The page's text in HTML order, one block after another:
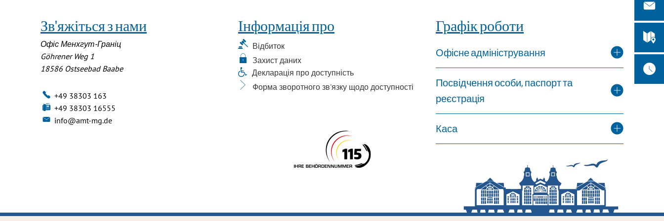
Зв'яжіться з нами
Офіс Менхгут-Граніц
Göhrener Weg 1
18586 Ostseebad Baabe
+49 38303 163
+49 38303 16555
info@amt-mg.de
Інформація про
Відбиток
Захист даних
Декларація про доступність
Форма зворотного зв'язку щодо доступності
Графік роботи
Офісне адміністрування
Посвідчення особи, паспорт та
реєстрація
Каса